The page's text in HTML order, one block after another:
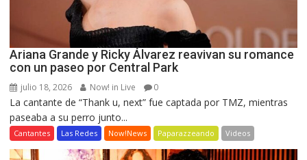
Ariana Grande y Ricky Álvarez reavivan su romance
con un paseo por Central Park
julio 18, 2026 Now! in Live 0
La cantante de “Thank u, next” fue captada por TMZ, mientras
paseaba a su perro junto...
Cantantes Las Redes Now!News Paparazzeando Videos